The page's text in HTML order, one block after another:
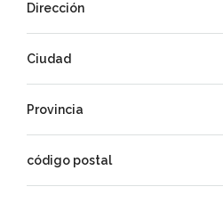
Dirección
Ciudad
Provincia
código postal